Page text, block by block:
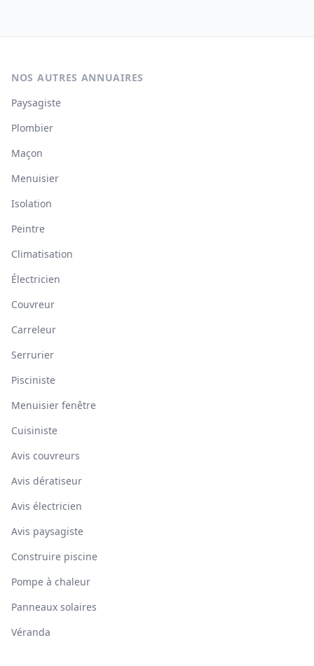
NOS AUTRES ANNUAIRES
Paysagiste
Plombier
Maçon
Menuisier
Isolation
Peintre
Climatisation
Électricien
Couvreur
Carreleur
Serrurier
Pisciniste
Menuisier fenêtre
Cuisiniste
Avis couvreurs
Avis dératiseur
Avis électricien
Avis paysagiste
Construire piscine
Pompe à chaleur
Panneaux solaires
Véranda